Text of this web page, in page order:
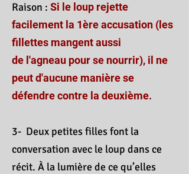
Raison : Si le loup rejette
facilement la 1ère accusation (les
fillettes mangent aussi
de l'agneau pour se nourrir), il ne
peut d'aucune manière se
défendre contre la deuxième.
3- Deux petites filles font la
conversation avec le loup dans ce
récit. À la lumière de ce qu’elles